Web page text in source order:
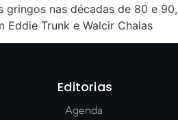
nas décadas de 80 e
Trunk e Walcir Chalas
Editorias
Agenda